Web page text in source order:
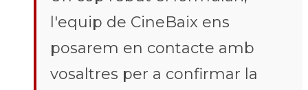
l'equip de CineBaix ens
posarem en contacte amb
vosaltres per a confirmar la